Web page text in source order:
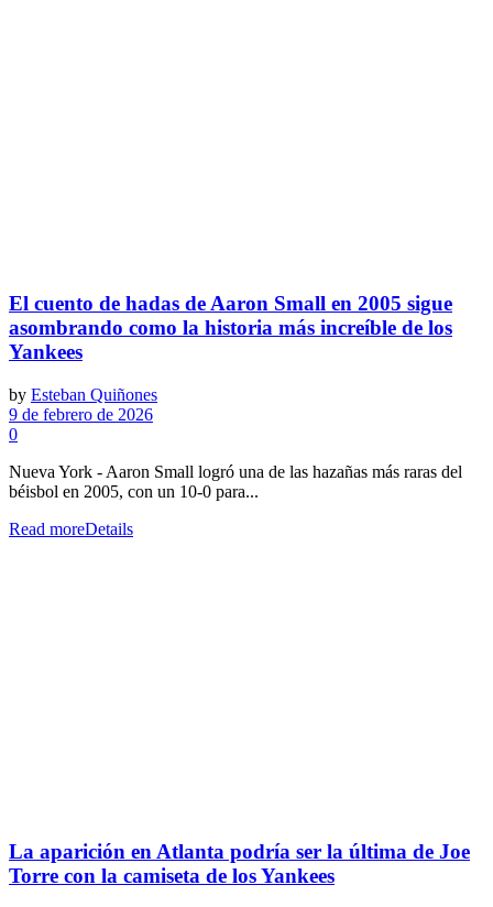
El cuento de hadas de Aaron Small en 2005 sigue
asombrando como la historia más increíble de los
Yankees
by Esteban Quiñones
9 de febrero de 2026
0
Nueva York - Aaron Small logró una de las hazañas más raras del
béisbol en 2005, con un 10-0 para...
Read moreDetails
La aparición en Atlanta podría ser la última de Joe
Torre con la camiseta de los Yankees